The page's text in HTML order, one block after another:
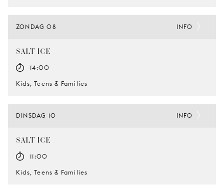
ZONDAG 08
SALT-ICE
14:00
Kids, Teens & Families
INFO
DINSDAG 10
SALT-ICE
11:00
Kids, Teens & Families
INFO